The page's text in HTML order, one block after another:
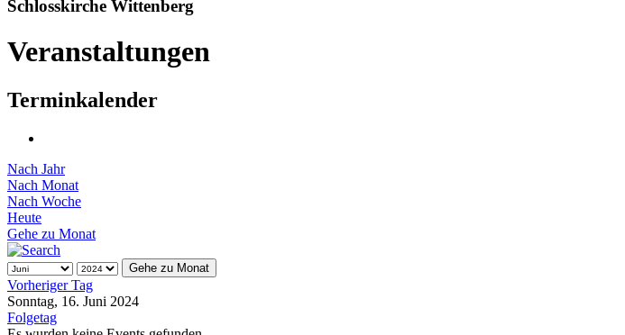
Schlosskirche Wittenberg
Veranstaltungen
Terminkalender
Nach Jahr
Nach Monat
Nach Woche
Heute
Gehe zu Monat
Gehe zu Monat
Vorheriger Tag
Sonntag, 16. Juni 2024
Folgetag